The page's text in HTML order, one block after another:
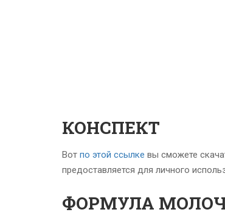
КОНСПЕКТ
Вот по этой ссылке вы сможете
предоставляется для личного
ФОРМУЛА